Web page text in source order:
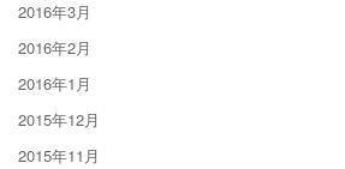
2016年3月
2016年2月
2016年1月
2015年12月
2015年11月